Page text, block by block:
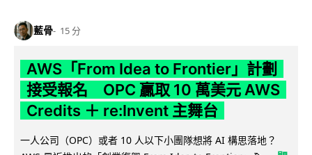
藍骨 15 分
AWS「From Idea to Frontier」計劃
接受報名 OPC 贏取 10 萬美元 AWS
Credits ＋ re:Invent 主舞台
一人公司（OPC）或者 10 人以下小團隊想將 AI 構思落地？